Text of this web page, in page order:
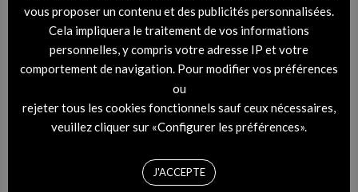
vous proposer un contenu et des publicités personnalisées.
Cela impliquera le traitement de vos informations
personnelles, y compris votre adresse IP et votre
comportement de navigation. Pour modifier vos préférences
ou
rejeter tous les cookies fonctionnels sauf ceux nécessaires,
veuillez cliquer sur «Configurer les préférences».
J'ACCEPTE